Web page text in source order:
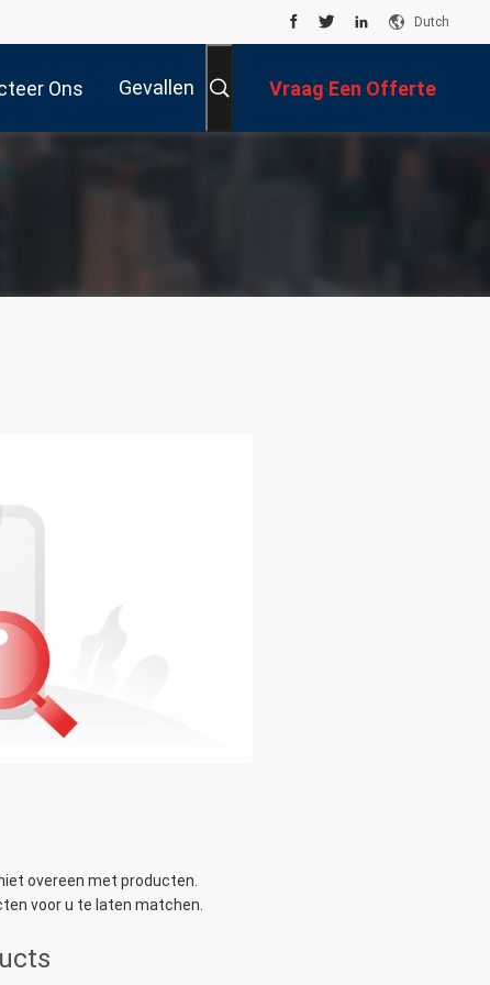
Dutch
Ons Gevallen Vraag Een Offerte
overeen met producten.
voor u te laten matchen.